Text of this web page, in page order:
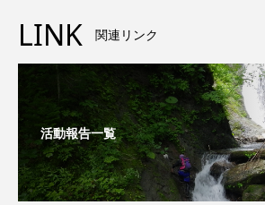
LINK 関連リンク
活動報告一覧